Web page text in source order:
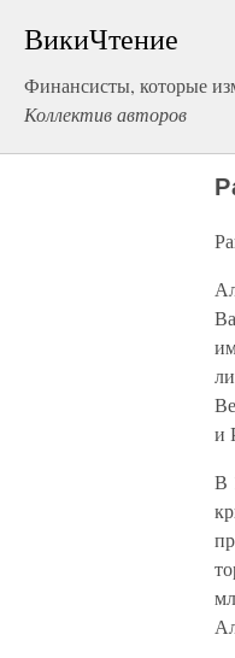
ВикиЧтение
Финансисты, которые
Коллектив авторов
и
В